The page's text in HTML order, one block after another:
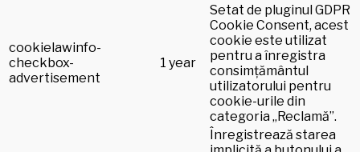
cookielawinfo-
checkbox-
advertisement
1 year
Setat de pluginul GDPR
Cookie Consent, acest
cookie este utilizat
pentru a înregistra
consimțământul
utilizatorului pentru
cookie-urile din
categoria „Reclamă”.
Înregistrează starea